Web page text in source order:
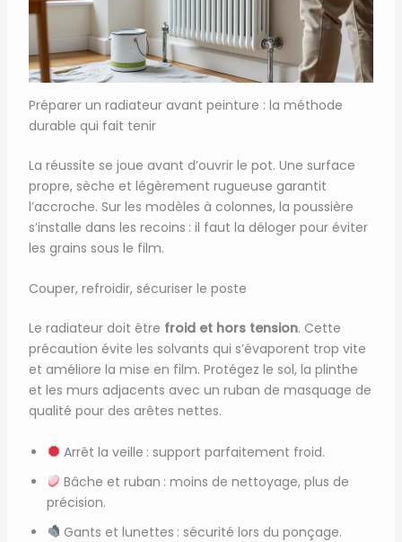
Préparer un radiateur avant peinture : la méthode
durable qui fait tenir
La réussite se joue avant d’ouvrir le pot. Une surface
propre, sèche et légèrement rugueuse garantit
l’accroche. Sur les modèles à colonnes, la poussière
s’installe dans les recoins : il faut la déloger pour éviter
les grains sous le film.
Couper, refroidir, sécuriser le poste
Le radiateur doit être froid et hors tension. Cette
précaution évite les solvants qui s’évaporent trop vite
et améliore la mise en film. Protégez le sol, la plinthe
et les murs adjacents avec un ruban de masquage de
qualité pour des arêtes nettes.
Arrêt la veille : support parfaitement froid.
Bâche et ruban : moins de nettoyage, plus de
précision.
Gants et lunettes : sécurité lors du ponçage.